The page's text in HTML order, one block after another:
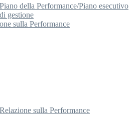
Piano della Performance/Piano esecutivo
di gestione
sulla Performance
Relazione sulla Performance